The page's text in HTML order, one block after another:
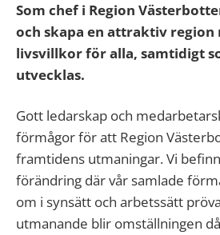
Som chef i Region
och skapa en attraktiv region
livsvillkor för alla, samtidigt
utvecklas.
Gott ledarskap och
förmågor för att Region
framtidens utmaningar. Vi
förändring där vår samlade
om i synsätt och arbetssätt
utmanande blir omställningen